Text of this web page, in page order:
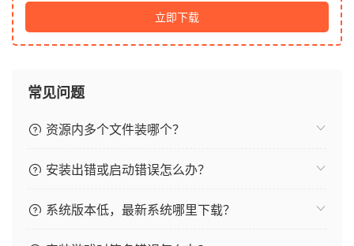
立即下载
常见问题
资源内多个文件装哪个？
安装出错或启动错误怎么办？
系统版本低，最新系统哪里下载？